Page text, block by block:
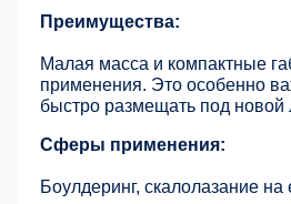
Преимущества:
Малая масса и компактные
применения. Это особенно
быстро размещать под
Сферы применения:
Боулдеринг, скалолазание